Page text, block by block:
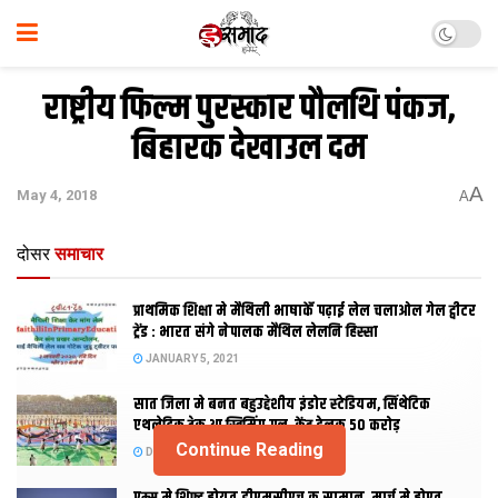
राष्ट्रीय फिल्म पुरस्कार पौलथि पंकज,
बिहारक देखाउल दम
May 4, 2018 AA
दोसर समाचार
प्राथमिक शि‍क्षा मे मैथि‍ली भाषाकेँ पढ़ाई लेल चलाओल गेल ट्वीटर
ट्रेंड : भारत संगे नेपालक मैथिल लेलनि हिस्सा
JANUARY 5, 2021
सात जिला मे बनत बहुउद्देशीय इंडोर स्‍टेडि‍यम, सिंथेटिक
एथलेटिक ट्रेक आ स्विमिंग पुल, केंद्र देलक 50 करोड़
DECEMBER 26, 2020
Continue Reading